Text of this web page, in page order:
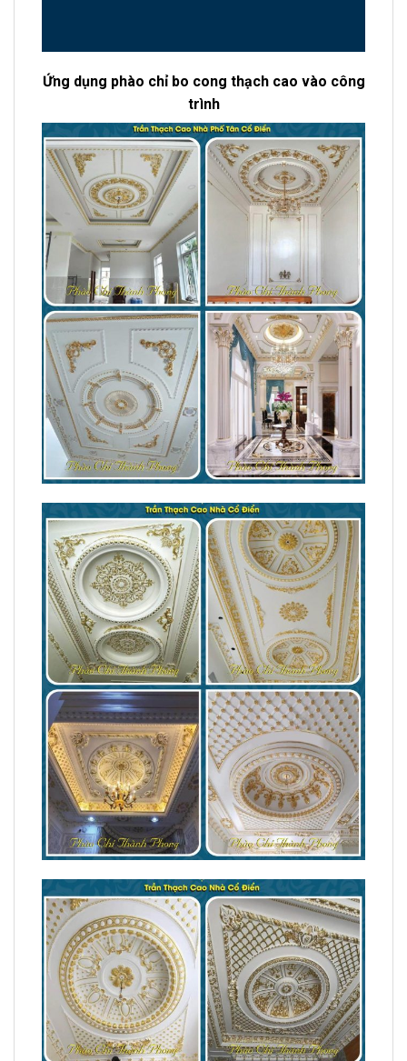
Ứng dụng phào chỉ bo cong thạch cao vào công
trình